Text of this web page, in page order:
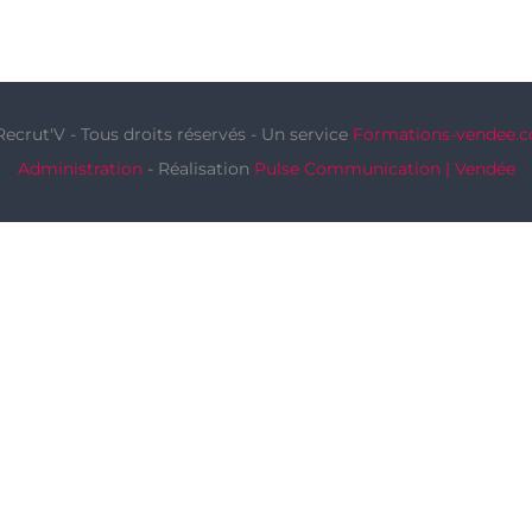
- Tous droits réservés - Un service Formations-
Administration- Réalisation Pulse Communication | Vendée